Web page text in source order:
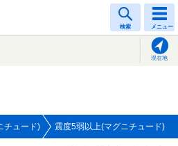
検索 メニュー
現在地
チュード) 震度5弱以上(マグニチュード)